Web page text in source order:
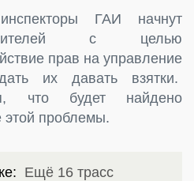
ГАИ начнут
с целью
прав на управление
их давать взятки.
что будет найдено
проблемы.
Ещё 16 трасс